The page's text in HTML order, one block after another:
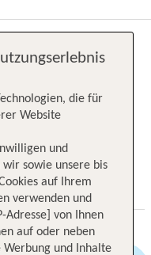
Hotel
7 TUI Service
die für
Website
und
wir sowie unsere bis
auf Ihrem
verwenden und
Adresse] von Ihnen
auf oder neben
und Inhalte